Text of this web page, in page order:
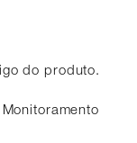
do produto.